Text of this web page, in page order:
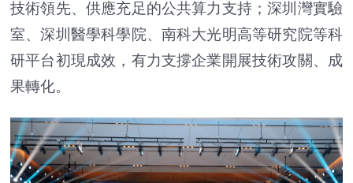
技術領先、供應充足的公共算力支持；深圳灣實驗
室、深圳醫學科學院、南科大光明高等研究院等科
研平台初現成效，有力支撐企業開展技術攻關、成
果轉化。